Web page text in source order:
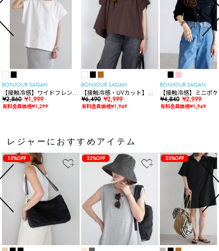
BONJOUR SAGAN
【接触冷感】ワイドフレンチ
スリーブTシャツ
¥2,860 ¥1,999
有料会員価格¥1,299
BONJOUR SAGAN
【接触冷感・UVカット】シ
ャーリングスキッパートップ
ス
¥6,490 ¥2,999
有料会員価格¥1,949
BONJOUR SAGAN
【接触冷感】ミニポ
袖ニットカーディガン
¥4,840 ¥2,999
有料会員価格¥1,949
レジャーにおすすめアイテム
15%OFF 22%OFF 25%OFF